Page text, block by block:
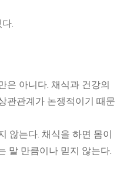
.
은 아니다. 채식과 건강의
관관계가 논쟁적이기 때문
않는다. 채식을 하면 몸이
말 만큼이나 믿지 않는다.